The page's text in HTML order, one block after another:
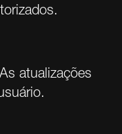
atualizações